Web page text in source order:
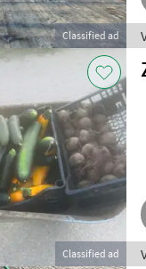
Classified ad
Classified ad